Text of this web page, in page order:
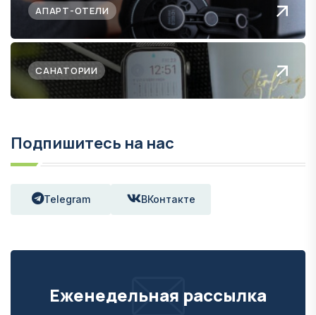
АПАРТ-ОТЕЛИ
САНАТОРИИ
Подпишитесь на нас
Telegram ВКонтакте
Еженедельная рассылка